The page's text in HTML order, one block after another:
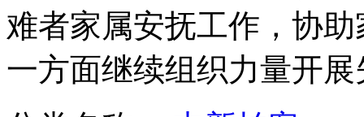
菲总统特使将赴台慰问遇难者家属
山西运城恶犬咬伤多人 警民合力深夜将其击毙
难者家属安抚工作，协
一方面继续组织力量开